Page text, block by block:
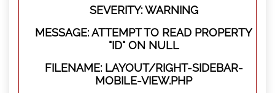
SEVERITY: WARNING
MESSAGE: ATTEMPT TO READ PROPERTY
"ID" ON NULL
FILENAME: LAYOUT/RIGHT-SIDEBAR-
MOBILE-VIEW.PHP